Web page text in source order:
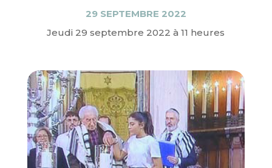
29 SEPTEMBRE 2022
Jeudi 29 septembre 2022 à 11 heures